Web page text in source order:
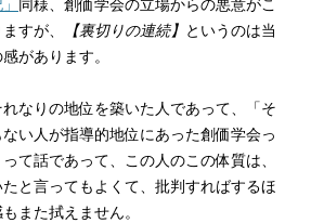
すが、
【裏切りの連続】 というのは当
があります。
なりの地位を築いた人であって、「そ
い人が指導的地位にあった創価学会っ
て話であって、この人のこの体質は、
と言ってもよくて、批判すればするほ
また拭えません。